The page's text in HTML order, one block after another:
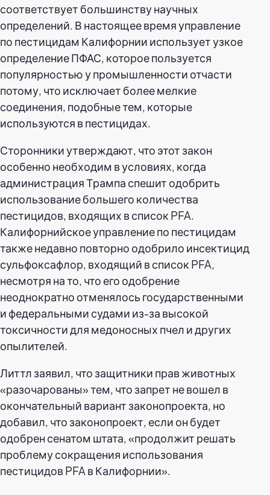
соответствует большинству научных
определений. В настоящее время управление
по пестицидам Калифорнии использует узкое
определение ПФАС, которое пользуется
популярностью у промышленности отчасти
потому, что исключает более мелкие
соединения, подобные тем, которые
используются в пестицидах.
Сторонники утверждают, что этот закон
особенно необходим в условиях, когда
администрация Трампа спешит одобрить
использование большего количества
пестицидов, входящих в список PFA.
Калифорнийское управление по пестицидам
также недавно повторно одобрило инсектицид
сульфоксафлор, входящий в список PFA,
несмотря на то, что его одобрение
неоднократно отменялось государственными
и федеральными судами из-за высокой
токсичности для медоносных пчел и других
опылителей.
Литтл заявил, что защитники прав животных
«разочарованы» тем, что запрет не вошел в
окончательный вариант законопроекта, но
добавил, что законопроект, если он будет
одобрен сенатом штата, «продолжит решать
проблему сокращения использования
пестицидов PFA в Калифорнии».